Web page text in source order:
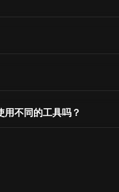
不同的工具吗？